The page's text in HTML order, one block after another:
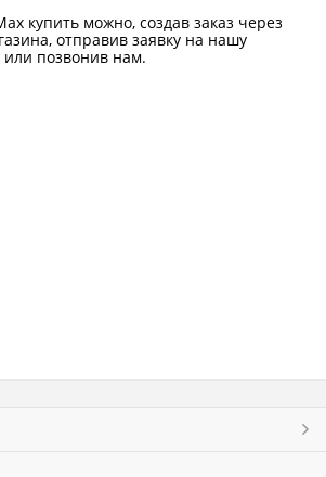
купить можно, создав заказ через
отправив заявку на нашу
позвонив нам.